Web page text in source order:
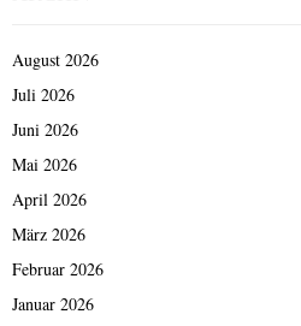
August 2026
Juli 2026
Juni 2026
Mai 2026
April 2026
März 2026
Februar 2026
Januar 2026